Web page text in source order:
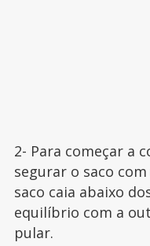
2- Para começar a
segurar o saco
saco caia abaixo
equilíbrio com a
pular.